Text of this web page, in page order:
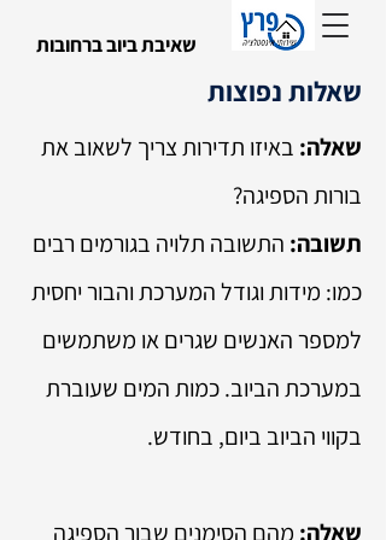
שאיבת ביוב ברחובות
שאלות נפוצות
שאלה: באיזו תדירות צריך לשאוב את
בורות הספיגה?
תשובה: התשובה תלויה בגורמים רבים
כמו: מידות וגודל המערכת והבור יחסית
למספר האנשים שגרים או משתמשים
במערכת הביוב. כמות המים שעוברת
בקווי הביוב ביום, בחודש.
שאלה: מהם הסימנים שבור הספיגה